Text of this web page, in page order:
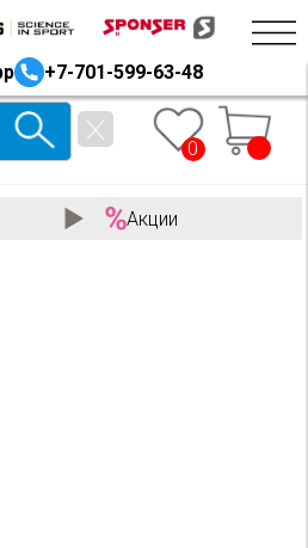
+7-701-599-63-48
0
Акции